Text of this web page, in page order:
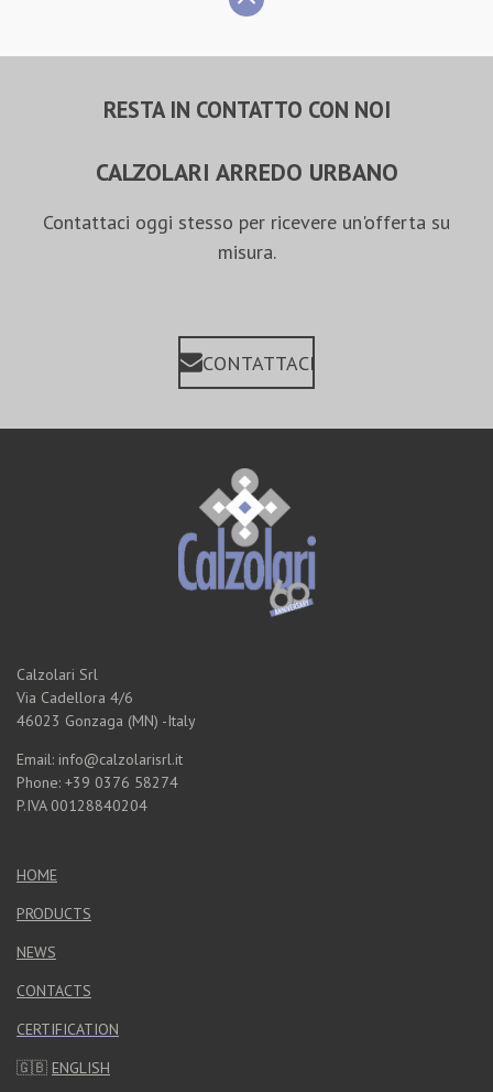
RESTA IN CONTATTO CON NOI
CALZOLARI ARREDO URBANO
Contattaci oggi stesso per ricevere un'offerta su
misura.
CONTATTACI
Calzolari Srl
Via Cadellora 4/6
46023 Gonzaga (MN) -Italy
Email: info@calzolarisrl.it
Phone: +39 0376 58274
P.IVA 00128840204
HOME
PRODUCTS
NEWS
CONTACTS
CERTIFICATION
🇬🇧 ENGLISH